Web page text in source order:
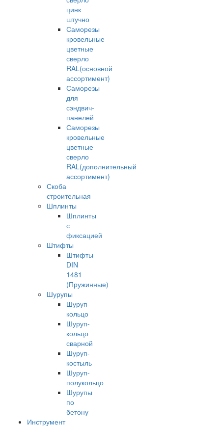
цинк
штучно
Саморезы
кровельные
цветные
сверло
RAL(основной
ассортимент)
Саморезы
для
сэндвич-
панелей
Саморезы
кровельные
цветные
сверло
RAL(дополнительный
ассортимент)
Скоба
строительная
Шплинты
Шплинты
с
фиксацией
Штифты
Штифты
DIN
1481
(Пружинные)
Шурупы
Шуруп-
кольцо
Шуруп-
кольцо
сварной
Шуруп-
костыль
Шуруп-
полукольцо
Шурупы
по
бетону
Инструмент